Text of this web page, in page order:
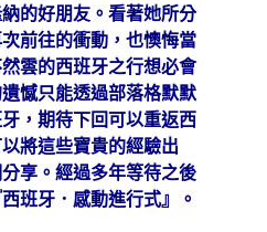
的好朋友。看著她所分
前往的衝動，也懊悔當
雲的西班牙之行想必會
憾只能透過部落格默默
，期待下回可以重返西
將這些寶貴的經驗出
享。經過多年等待之後
西班牙．感動進行式』。